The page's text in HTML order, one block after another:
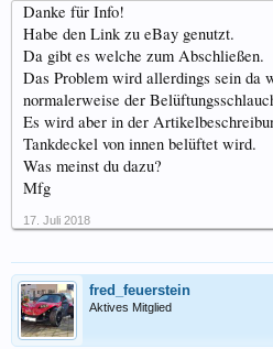
Danke für Info!
Habe den Link zu eBay genutzt.
Da gibt es welche zum Abschließen.
Das Problem wird allerdings sein da
normalerweise der
Es wird aber in der
Tankdeckel von innen belüftet wird.
Was meinst du dazu?
Mfg
17. Juli 2018
fred_feuerstein
Aktives Mitglied